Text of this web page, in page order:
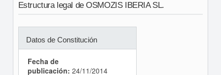
Estructura legal de OSMOZIS IBERIA SL.
Datos de Constitución
Fecha de
publicación: 24/11/2014